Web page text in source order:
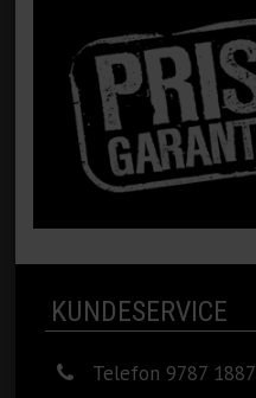
KUNDESERVICE
Telefon 9787 1887